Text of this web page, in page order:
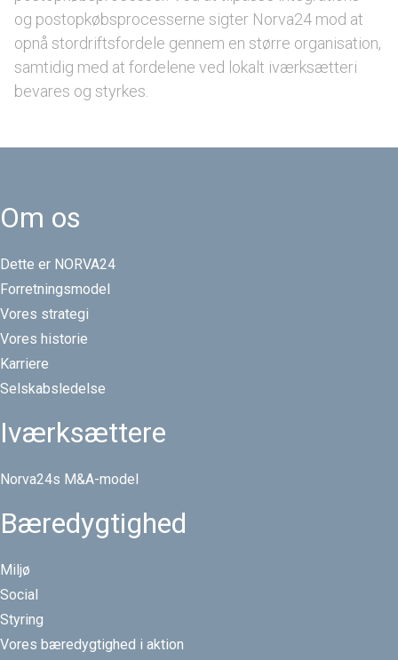
og postopkøbsprocesserne sigter Norva24 mod at
opnå stordriftsfordele gennem en større organisation,
samtidig med at fordelene ved lokalt iværksætteri
bevares og styrkes.
Om os
Dette er NORVA24
Forretningsmodel
Vores strategi
Vores historie
Karriere
Selskabsledelse
Iværksættere
Norva24s M&A-model
Bæredygtighed
Miljø
Social
Styring
Vores bæredygtighed i aktion